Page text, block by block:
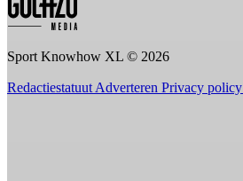
Sport Knowhow XL © 2026
Redactiestatuut Adverteren Privacy policy